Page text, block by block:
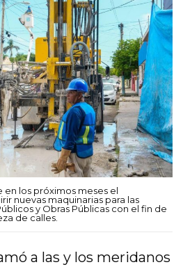
los próximos meses el
nuevas maquinarias para las
y Obras Públicas con el fin de
de calles.
a las y los meridanos